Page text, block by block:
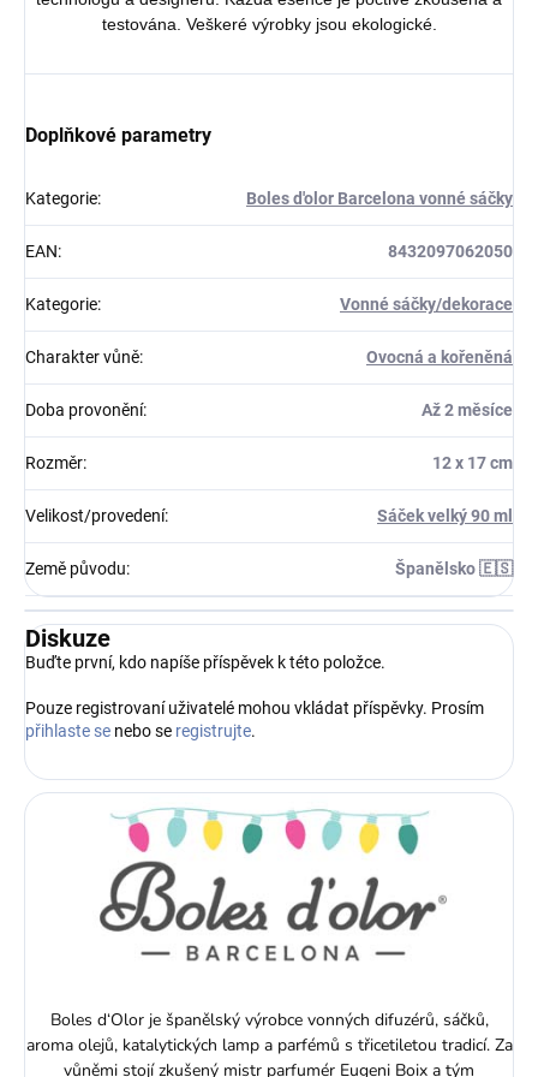
testována. Veškeré výrobky jsou ekologické.
Doplňkové parametry
Kategorie: Boles d'olor Barcelona vonné sáčky
EAN: 8432097062050
Kategorie: Vonné sáčky/dekorace
Charakter vůně: Ovocná a kořeněná
Doba provonění: Až 2 měsíce
Rozměr: 12 x 17 cm
Velikost/provedení: Sáček velký 90 ml
Země původu: Španělsko 🇪🇸
Diskuze
Buďte první, kdo napíše příspěvek k této položce.
Pouze registrovaní uživatelé mohou vkládat příspěvky. Prosím
přihlaste se nebo se registrujte.
Boles d‘Olor je španělský výrobce vonných difuzérů, sáčků,
aroma olejů, katalytických lamp a parfémů s třicetiletou tradicí. Za
vůněmi stojí zkušený mistr parfumér Eugeni Boix a tým